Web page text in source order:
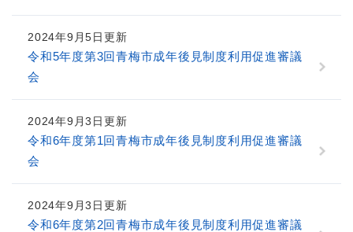
2024年9月5日更新
令和5年度第3回青梅市成年後見制度利用促進審議
会
2024年9月3日更新
令和6年度第1回青梅市成年後見制度利用促進審議
会
2024年9月3日更新
令和6年度第2回青梅市成年後見制度利用促進審議